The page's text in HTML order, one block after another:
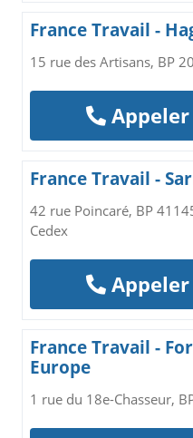
France Travail -
15 rue des Artisans, BP
Appeler
France Travail -
42 rue Poincaré, BP
Cedex
Appeler
France Travail -
Europe
1 rue du 18e-Chasseur,